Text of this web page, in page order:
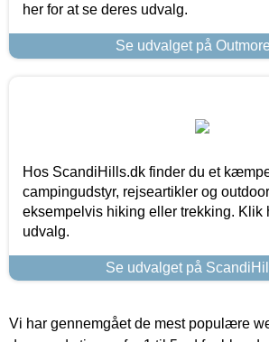
her for at se deres udvalg.
Se udvalget på
Hos ScandiHills.dk finder du et
campingudstyr, rejseartikler og
eksempelvis hiking eller trekking. Klik
udvalg.
Se udvalget på
Vi har gennemgået de mest populære